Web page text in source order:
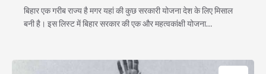
बिहार एक गरीब राज्य है मगर यहां की कुछ सरकारी योजना देश के लिए मिसाल
बनी है। इस लिस्ट में बिहार सरकार की एक और महत्वकांक्षी योजना…